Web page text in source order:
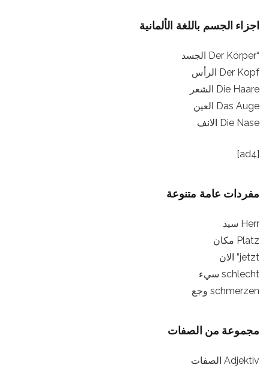
اجزاء الجسم باللغة الألمانية
“Der Körper الجسد
Der Kopf الرأس
Die Haare الشعر
Das Auge العين
Die Nase الانف
[ad4]
مفردات عامة متنوعة
Herr سيد
Platz مكان
jetzt” الان
schlecht سيء
schmerzen وجع
مجموعة من الصفات
Adjektiv الصفات